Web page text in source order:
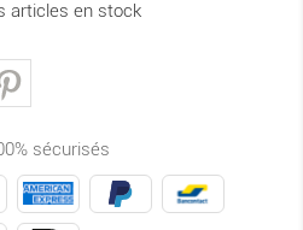
articles en stock
sécurisés